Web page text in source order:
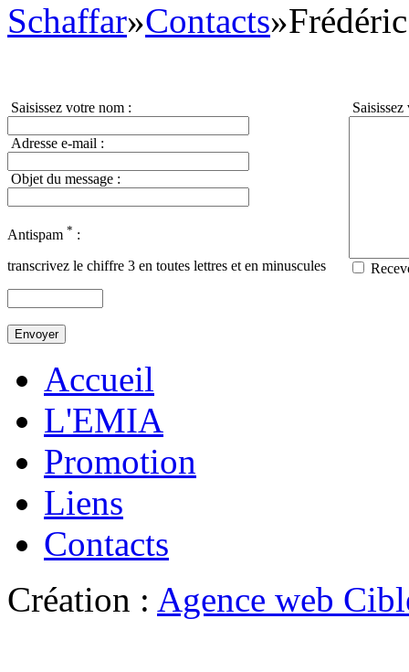
Schaffar»Contacts»Frédéric
Saisissez votre nom :
Adresse e-mail :
Objet du message :
Antispam * :
transcrivez le chiffre 3 en toutes lettres et en minuscules
Envoyer
Saisissez
Accueil
L'EMIA
Promotion
Liens
Contacts
Création : Agence web